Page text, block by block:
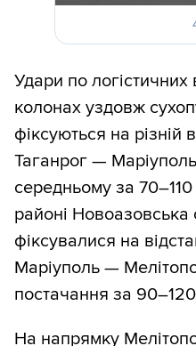
Удари по логістичних
колонах уздовж
фіксуються на різній
Таганрог —
середньому за
районі Новоазовська
фіксувалися на
Маріуполь —
постачання за
На напрямку